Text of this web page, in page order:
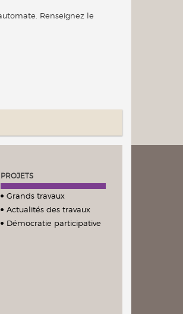
Renseignez le
PROJETS
Grands travaux
Actualités des travaux
Démocratie participative